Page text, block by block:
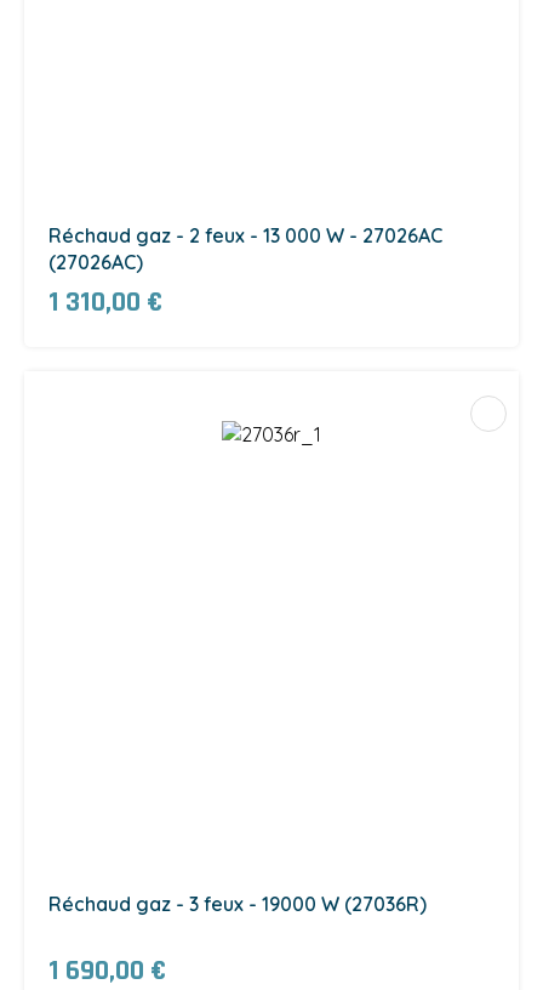
Réchaud gaz - 2 feux - 13 000 W - 27026AC
(27026AC)
1 310,00 €
Réchaud gaz - 3 feux - 19000 W (27036R)
1 690,00 €